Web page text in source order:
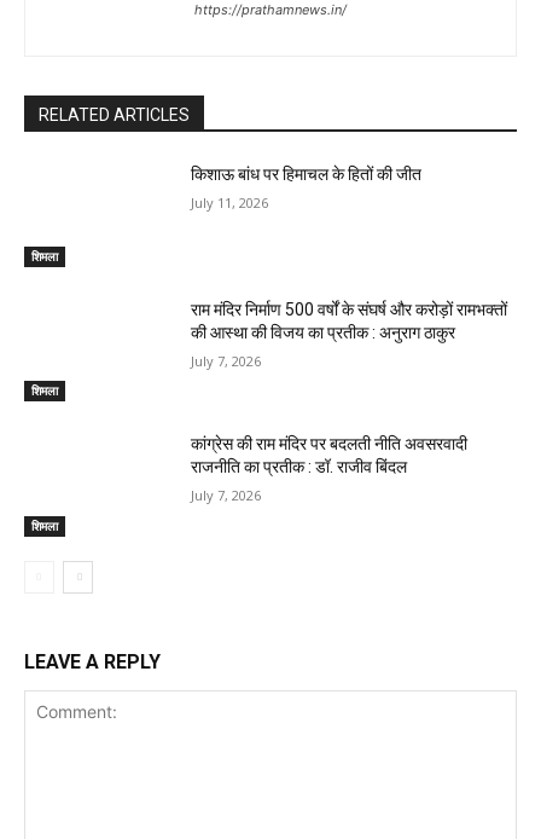
https://prathamnews.in/
RELATED ARTICLES
शिमला
किशाऊ बांध पर हिमाचल के हितों की जीत
July 11, 2026
शिमला
राम मंदिर निर्माण 500 वर्षों के संघर्ष और करोड़ों रामभक्तों
की आस्था की विजय का प्रतीक : अनुराग ठाकुर
July 7, 2026
शिमला
कांग्रेस की राम मंदिर पर बदलती नीति अवसरवादी
राजनीति का प्रतीक : डॉ. राजीव बिंदल
July 7, 2026
LEAVE A REPLY